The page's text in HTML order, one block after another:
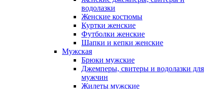
водолазки
Женские костюмы
Куртки женские
Футболки женские
Шапки и кепки женские
Мужская
Брюки мужские
Джемперы, свитеры и водолазки для
мужчин
Жилеты мужские